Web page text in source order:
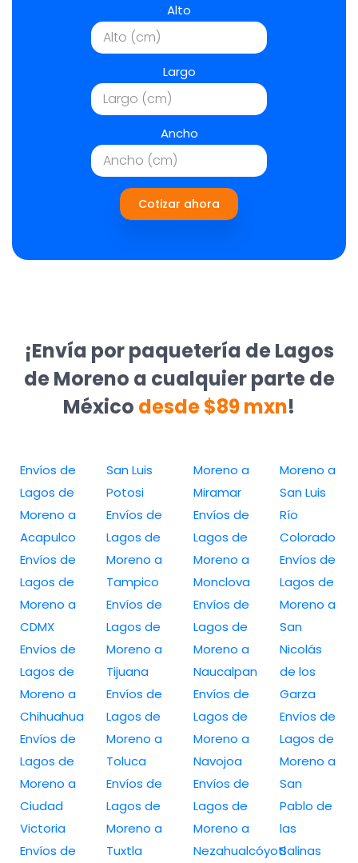
Alto
Largo
Ancho
Cotizar ahora
¡Envía por paquetería de Lagos
de Moreno a cualquier parte de
México desde $89 mxn!
Envíos de
Lagos de
Moreno a
Acapulco
Envíos de
Lagos de
Moreno a
CDMX
Envíos de
Lagos de
Moreno a
Chihuahua
Envíos de
Lagos de
Moreno a
Ciudad
Victoria
Envíos de
San Luis
Potosi
Envíos de
Lagos de
Moreno a
Tampico
Envíos de
Lagos de
Moreno a
Tijuana
Envíos de
Lagos de
Moreno a
Toluca
Envíos de
Lagos de
Moreno a
Tuxtla
Moreno a
Miramar
Envíos de
Lagos de
Moreno a
Monclova
Envíos de
Lagos de
Moreno a
Naucalpan
Envíos de
Lagos de
Moreno a
Navojoa
Envíos de
Lagos de
Moreno a
Nezahualcóyotl
Moreno a
San Luis
Río
Colorado
Envíos de
Lagos de
Moreno a
San
Nicolás
de los
Garza
Envíos de
Lagos de
Moreno a
San
Pablo de
las
Salinas